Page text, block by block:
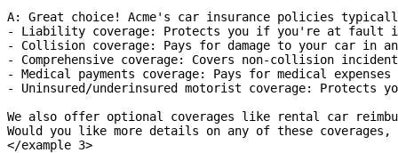
A: Great choice! Acme's car insurance policies
- Liability coverage: Protects you if you're at fault
- Collision coverage: Pays for damage to your car in
- Comprehensive coverage: Covers non-collision
- Medical payments coverage: Pays for medical
- Uninsured/underinsured motorist coverage:
We also offer optional coverages like rental car
Would you like more details on any of these
</example 3>